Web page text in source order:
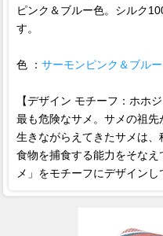
ピンク＆ブルー色。シルク
す。
色 ： サーモンピンク＆ブルー
【デザイン モチーフ：ホホジ
最も危険なサメ。サメの祖
生きながらえてきたサメは
食物を捕食する能力をそな
メ」をモチーフにデザインし